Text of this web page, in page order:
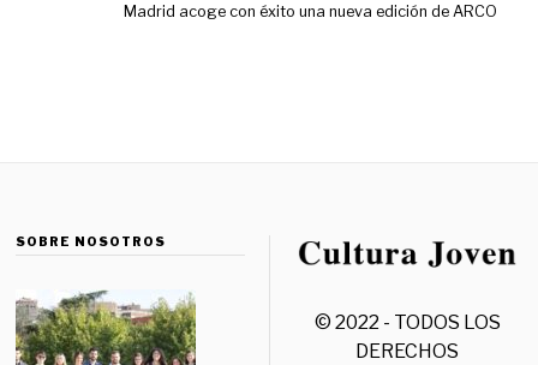
Madrid acoge con éxito una nueva edición de ARCO
SOBRE NOSOTROS
© 2022 - TODOS LOS
DERECHOS